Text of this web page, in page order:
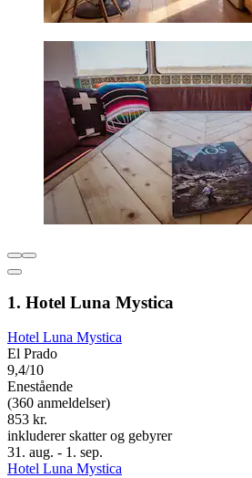
1. Hotel Luna Mystica
Hotel Luna Mystica
El Prado
9,4/10
Enestående
(360 anmeldelser)
853 kr.
inkluderer skatter og gebyrer
31. aug. - 1. sep.
Hotel Luna Mystica